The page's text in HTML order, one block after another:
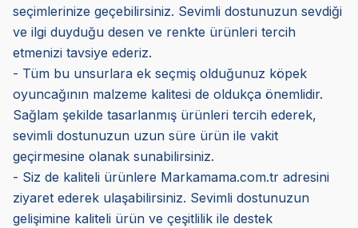
seçimlerinize geçebilirsiniz. Sevimli dostunuzun sevdiği
ve ilgi duyduğu desen ve renkte ürünleri tercih
etmenizi tavsiye ederiz.
- Tüm bu unsurlara ek seçmiş olduğunuz köpek
oyuncağının malzeme kalitesi de oldukça önemlidir.
Sağlam şekilde tasarlanmış ürünleri tercih ederek,
sevimli dostunuzun uzun süre ürün ile vakit
geçirmesine olanak sunabilirsiniz.
- Siz de kaliteli ürünlere Markamama.com.tr adresini
ziyaret ederek ulaşabilirsiniz. Sevimli dostunuzun
gelişimine kaliteli ürün ve çeşitlilik ile destek